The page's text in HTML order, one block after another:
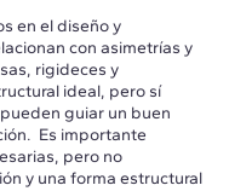
en el diseño y
con asimetrías y
rigideces y
ideal, pero sí
guiar un buen
Es importante
pero no
y una forma estructural